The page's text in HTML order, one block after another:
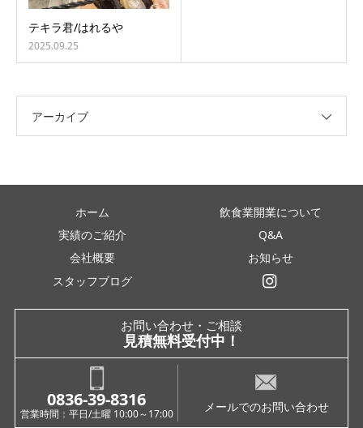
テキラ君/はれるや
2025.09.25
アーカイブ
ホーム
飲食業開業について
実績のご紹介
Q&A
会社概要
お知らせ
スタッフブログ
お問い合わせ・ご相談
見積無料受付中！
0836-39-8316
営業時間：平日/土曜 10:00～17:00 メールでのお問い合わせ